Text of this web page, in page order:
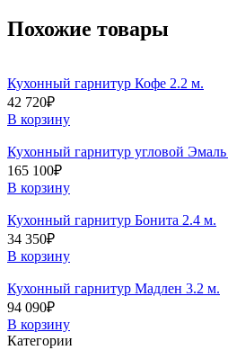
Похожие товары
Кухонный гарнитур Кофе 2.2 м.
42 720₽
В корзину
Кухонный гарнитур угловой Эмаль
165 100₽
В корзину
Кухонный гарнитур Бонита 2.4 м.
34 350₽
В корзину
Кухонный гарнитур Мадлен 3.2 м.
94 090₽
В корзину
Категории